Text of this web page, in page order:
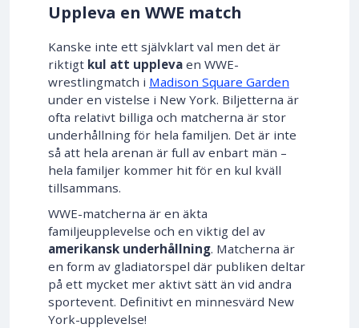
Uppleva en WWE match
Kanske inte ett självklart val men det är
riktigt kul att uppleva en WWE-
wrestlingmatch i Madison Square Garden
under en vistelse i New York. Biljetterna är
ofta relativt billiga och matcherna är stor
underhållning för hela familjen. Det är inte
så att hela arenan är full av enbart män –
hela familjer kommer hit för en kul kväll
tillsammans.
WWE-matcherna är en äkta
familjeupplevelse och en viktig del av
amerikansk underhållning. Matcherna är
en form av gladiatorspel där publiken deltar
på ett mycket mer aktivt sätt än vid andra
sportevent. Definitivt en minnesvärd New
York-upplevelse!